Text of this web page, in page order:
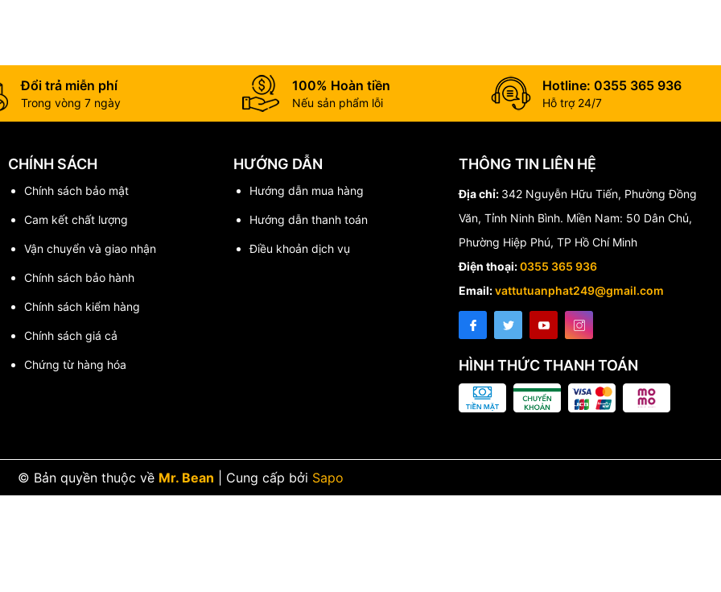
Đổi trả miễn phí
Trong vòng 7 ngày
100% Hoàn tiền
Nếu sản phẩm lỗi
Hotline: 0355 365 936
Hỗ trợ 24/7
CHÍNH SÁCH
Chính sách bảo mật
Cam kết chất lượng
Vận chuyển và giao nhận
Chính sách bảo hành
Chính sách kiểm hàng
Chính sách giá cả
Chứng từ hàng hóa
HƯỚNG DẪN
Hướng dẫn mua hàng
Hướng dẫn thanh toán
Điều khoản dịch vụ
THÔNG TIN LIÊN HỆ
Địa chỉ: 342 Nguyễn Hữu Tiến, Phường Đồng
Văn, Tỉnh Ninh Bình. Miền Nam: 50 Dân Chủ,
Phường Hiệp Phú, TP Hồ Chí Minh
Điện thoại:0355 365 936
Email:vattutuanphat249@gmail.com
HÌNH THỨC THANH TOÁN
© Bản quyền thuộc về Mr. Bean Cung cấp bởi Sapo